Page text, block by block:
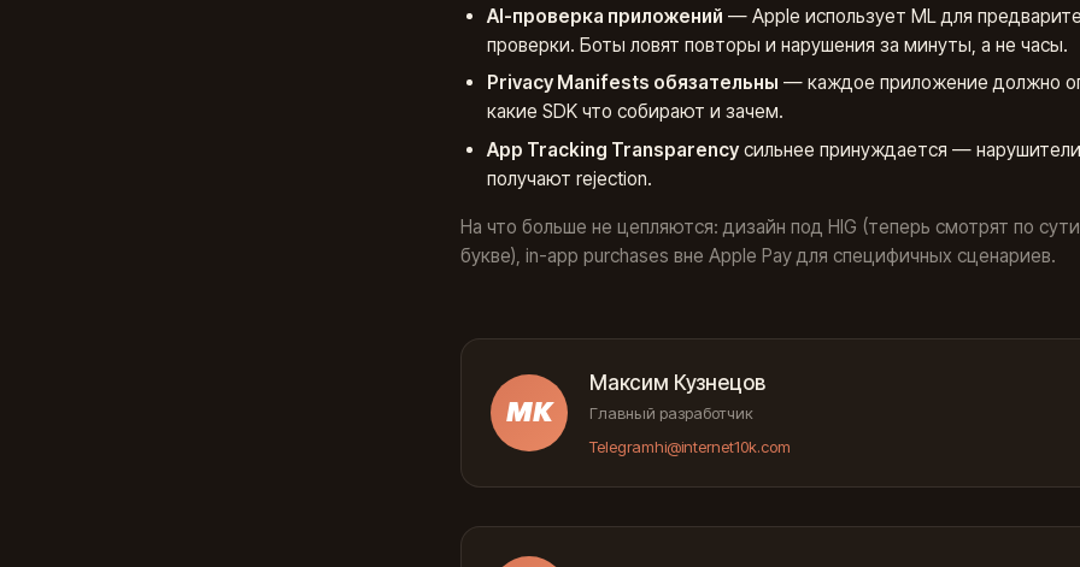
AI-проверка приложений — Apple использует ML для
проверки. Боты ловят повторы и нарушения за минуты, а не часы.
Privacy Manifests обязательны — каждое приложение должно
какие SDK что собирают и зачем.
App Tracking Transparencyсильнее принуждается — нарушители
получают rejection.
На что больше не цепляются: дизайн под HIG (теперь смотрят по
букве), in-app purchases вне Apple Pay для специфичных сценариев.
МК
Максим Кузнецов
Главный разработчик
Telegramhi@internet10k.com